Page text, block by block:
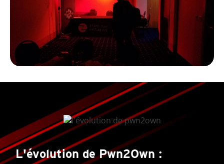
L'évolution de Pwn2Own :